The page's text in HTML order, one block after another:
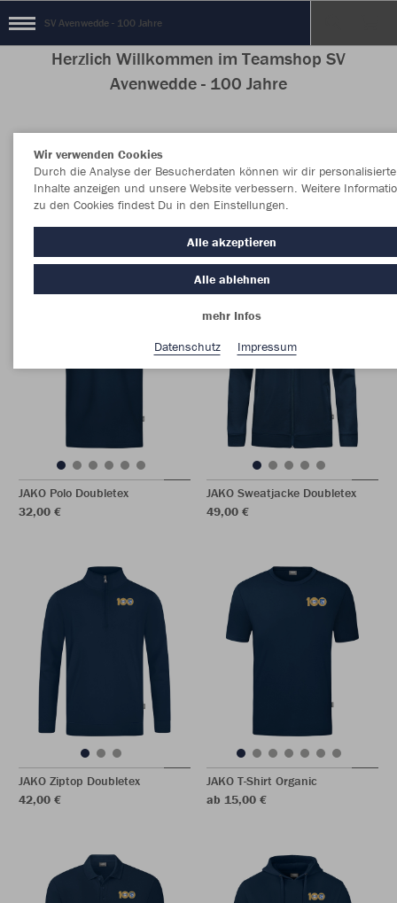
SV Avenwedde - 100 Jahre
Herzlich Willkommen im Teamshop SV
Avenwedde - 100 Jahre
Nachhaltig Farbe
JAKO Polo Doubletex
32,00 €
JAKO Sweatjacke Doubletex
49,00 €
JAKO Ziptop Doubletex
42,00 €
JAKO T-Shirt Organic
ab 15,00 €
Wir verwenden Cookies
Durch die Analyse der Besucherdaten können wir dir personalisierte
Inhalte anzeigen und unsere Website verbessern. Weitere
zu den Cookies findest Du in den Einstellungen.
Alle akzeptieren
Alle ablehnen
mehr Infos
Datenschutz
Impressum